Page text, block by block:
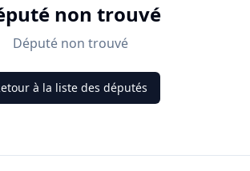
non trouvé
Député non trouvé
à la liste des députés